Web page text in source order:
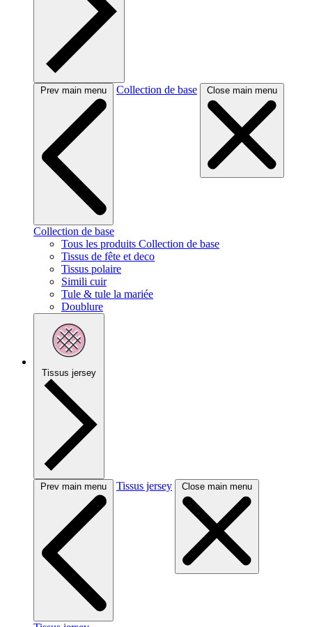
Prev main menu Collection de base Close main menu
Collection de base
Tous les produits Collection de base
Tissus de fête et deco
Tissus polaire
Simili cuir
Tule & tule la mariée
Doublure
Tissus jersey
Prev main menu Tissus jersey Close main menu